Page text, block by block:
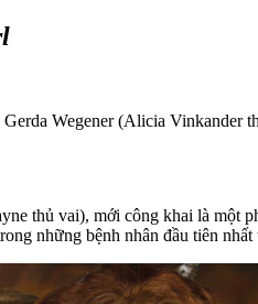
Wegener (Alicia Vinkander
thủ vai), mới công khai là một
những bệnh nhân đầu tiên